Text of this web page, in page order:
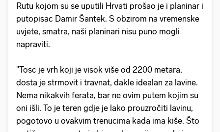
Rutu kojom su se uputili Hrvati prošao je i planinar i
putopisac Damir Šantek. S obzirom na vremenske
uvjete, smatra, naši planinari nisu puno mogli
napraviti.
"Tosc je vrh koji je visok više od 2200 metara,
dosta je strmovit i travnat, dakle idealan za lavine.
Nema nikakvih ferata, bar ne ovim putem kojim su
oni išli. To je teren gdje je lako prouzročiti lavinu,
pogotovo u ovakvim trenucima kada ima kiše. Što